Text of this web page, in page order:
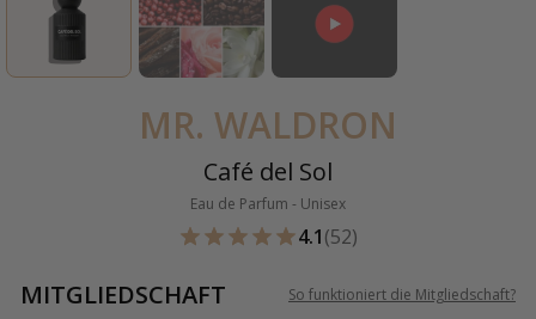
MR. WALDRON
Café del Sol
Eau de Parfum - Unisex
4.1(52)
MITGLIEDSCHAFT So funktioniert die Mitgliedschaft?